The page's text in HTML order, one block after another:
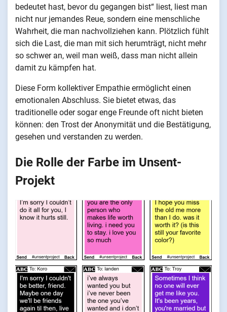
bedeutet hast, bevor du gegangen bist“ liest, liest man
nicht nur jemandes Reue, sondern eine menschliche
Wahrheit, die man nachvollziehen kann. Plötzlich fühlt
sich die Last, die man mit sich herumträgt, nicht mehr
so schwer an, weil man weiß, dass man nicht allein
damit zu kämpfen hat.
Diese Form kollektiver Empathie ermöglicht einen
emotionalen Abschluss. Sie bietet etwas, das
traditionelle oder sogar enge Freunde oft nicht bieten
können: den Trost der Anonymität und die Bestätigung,
gesehen und verstanden zu werden.
Die Rolle der Farbe im Unsent-
Projekt